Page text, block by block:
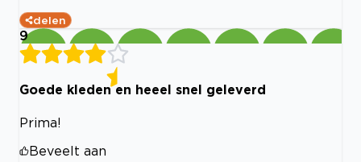
delen
9
Goede kleden en heeel snel geleverd
Prima!
Beveelt aan